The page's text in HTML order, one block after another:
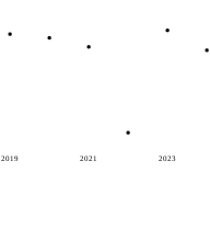
2019 2021 2023